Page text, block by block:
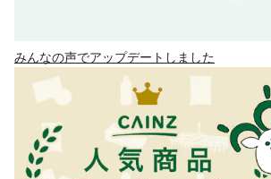
みんなの声でアップデートしました